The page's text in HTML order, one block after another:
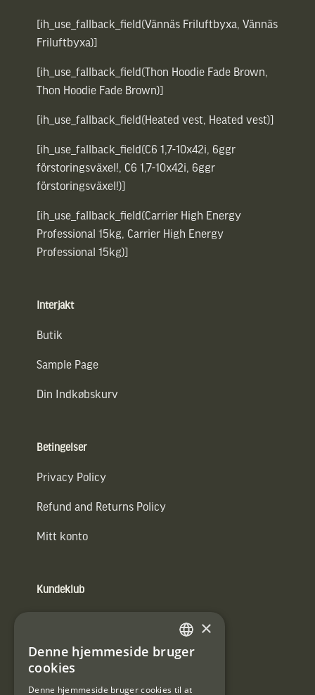
[ih_use_fallback_field(Vännäs Friluftbyxa, Vännäs
Friluftbyxa)]
[ih_use_fallback_field(Thon Hoodie Fade Brown,
Thon Hoodie Fade Brown)]
[ih_use_fallback_field(Heated vest, Heated vest)]
[ih_use_fallback_field(C6 1,7-10x42i, 6ggr
förstoringsväxel!, C6 1,7-10x42i, 6ggr
förstoringsväxel!)]
[ih_use_fallback_field(Carrier High Energy
Professional 15kg, Carrier High Energy
Professional 15kg)]
Interjakt
Butik
Sample Page
Din Indkøbskurv
Betingelser
Privacy Policy
Refund and Returns Policy
Mitt konto
Kundeklub
E-
post
SWEDISH
×
Denne hjemmeside bruger
cookies
Denne hjemmeside bruger cookies til at